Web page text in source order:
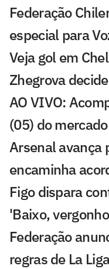
Federação
especial para
Veja gol em
Zhegrova
AO VIVO:
(05) do
Arsenal avança
encaminha
Figo dispara
'Baixo,
Federação
regras de La